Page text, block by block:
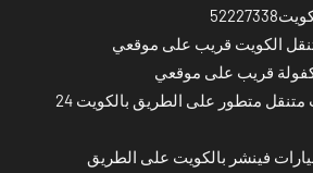
الكويت قريب على موقعي
قريب على موقعي
بنشر تصليح سيارات متنقل متطور على الطريق بالكويت 24
فينشر بالكويت على الطريق